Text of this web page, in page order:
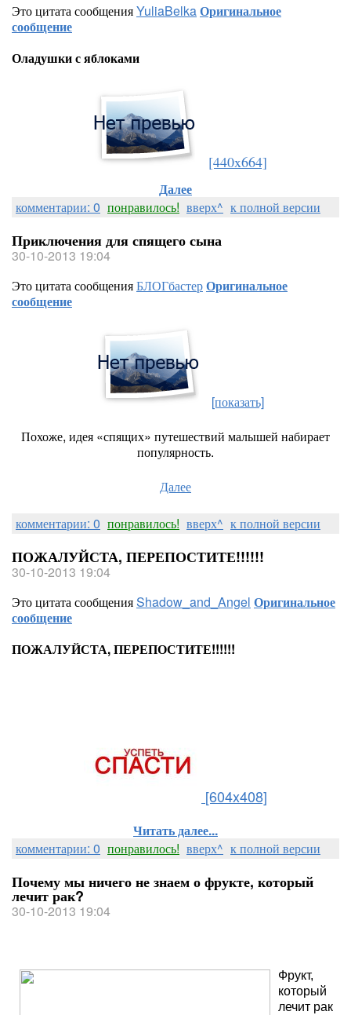
Это цитата сообщенияYuliaBelkaОригинальное
сообщение
Оладушки с яблоками
[440x664]
Далее
комментарии: 0 понравилось! вверх^ к полной версии
Приключения для спящего сына
30-10-2013 19:04
Это цитата сообщенияБЛОГбастерОригинальное
сообщение
[показать]
Похоже, идея «спящих» путешествий малышей набирает
популярность.
Далее
комментарии: 0 понравилось! вверх^ к полной версии
ПОЖАЛУЙСТА, ПЕРЕПОСТИТЕ!!!!!!
30-10-2013 19:04
Это цитата сообщенияShadow_and_Angel Оригинальное
сообщение
ПОЖАЛУЙСТА, ПЕРЕПОСТИТЕ!!!!!!
[604x408]
Читать далее...
комментарии: 0 понравилось! вверх^ к полной версии
Почему мы ничего не знаем о фрукте, который
лечит рак?
30-10-2013 19:04
Фрукт,
который
лечит рак